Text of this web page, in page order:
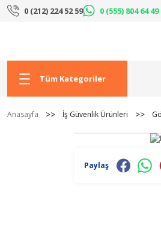
0 (212) 224 52 59 0 (555) 804 64 49
Tüm Kategoriler
Anasayfa İş Güvenlik Ürünleri
Paylaş